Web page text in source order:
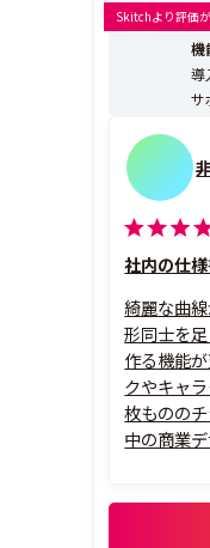
ラストまで作
✔ロゴの作成：
字と組み合わ
Skitchより評価
機
導
サ
社内の仕
綺麗な曲
形同士を
作る機能
クやキャ
枚ものの
中の商業